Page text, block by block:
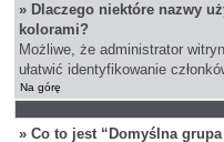
» Dlaczego niektóre nazwy
kolorami?
Możliwe, że administrator
ułatwić identyfikowanie
Na górę
» Co to jest “Domyślna